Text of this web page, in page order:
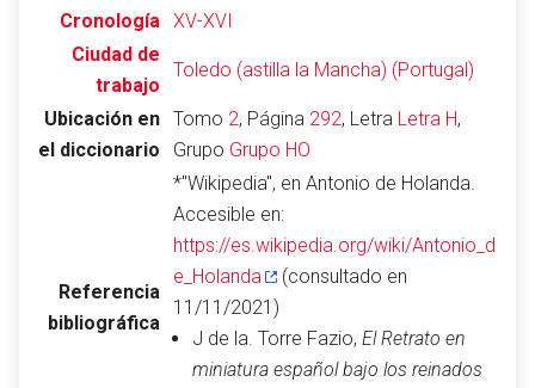
Abrir menú principal
Cronología XV-XVI
Ciudad de
trabajo
Toledo (astilla la Mancha) (Portugal)
Ubicación en
el diccionario
Tomo 2, Página 292, Letra Letra H,
Grupo Grupo HO
Referencia
bibliográfica
*"Wikipedia", en Antonio de Holanda.
Accesible en:
https://es.wikipedia.org/wiki/Antonio_d
e_Holanda
(consultado en
11/11/2021)
J de la. Torre Fazio, El Retrato en
miniatura español bajo los reinados